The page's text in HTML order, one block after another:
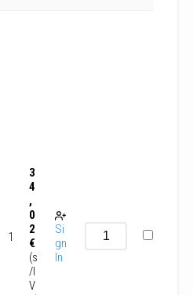
1
3
4
,
0
2
€
(s
/I
V
Si
gn
In